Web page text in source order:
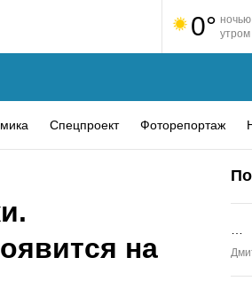
0° ночью
утром
Спецпроект Фоторепортаж
на